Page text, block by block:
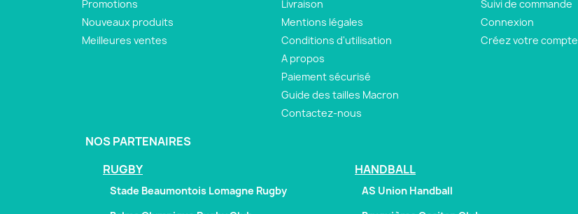
Promotions
Nouveaux produits
Meilleures ventes
Livraison
Mentions légales
Conditions d'utilisation
A propos
Paiement sécurisé
Guide des tailles Macron
Contactez-nous
Suivi de commande
Connexion
Créez votre compte
NOS PARTENAIRES
RUGBY
Stade Beaumontois Lomagne Rugby
HANDBALL
AS Union Handball